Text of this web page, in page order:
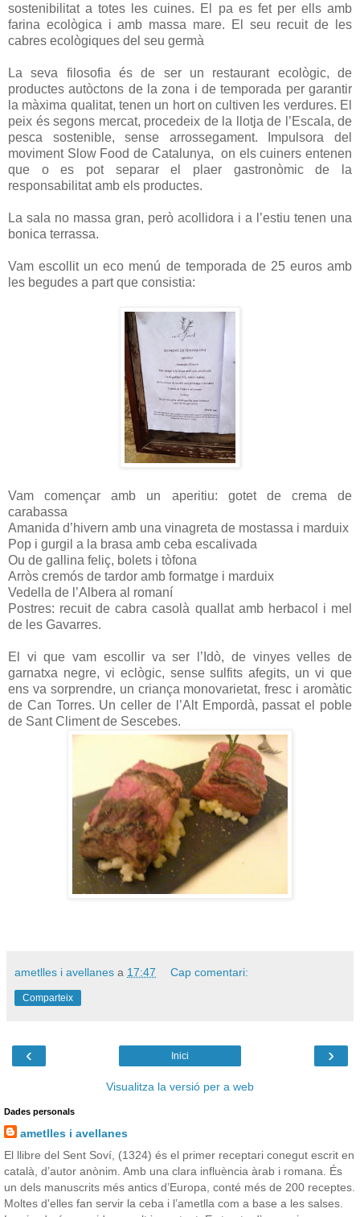
sostenibilitat a totes les cuines. El pa es fet per ells amb
farina ecològica i amb massa mare. El seu recuit de les
cabres ecològiques del seu germà
La seva filosofia és de ser un restaurant ecològic, de
productes autòctons de la zona i de temporada per garantir
la màxima qualitat, tenen un hort on cultiven les verdures. El
peix és segons mercat, procedeix de la llotja de l’Escala, de
pesca sostenible, sense arrossegament. Impulsora del
moviment Slow Food de Catalunya, on els cuiners entenen
que o es pot separar el plaer gastronòmic de la
responsabilitat amb els productes.
La sala no massa gran, però acollidora i a l’estiu tenen una
bonica terrassa.
Vam escollit un eco menú de temporada de 25 euros amb
les begudes a part que consistia:
Vam començar amb un aperitiu: gotet de crema de
carabassa
Amanida d’hivern amb una vinagreta de mostassa i marduix
Pop i gurgil a la brasa amb ceba escalivada
Ou de gallina feliç, bolets i tòfona
Arròs cremós de tardor amb formatge i marduix
Vedella de l’Albera al romaní
Postres: recuit de cabra casolà quallat amb herbacol i mel
de les Gavarres.
El vi que vam escollir va ser l’Idò, de vinyes velles de
garnatxa negre, vi eclògic, sense sulfits afegits, un vi que
ens va sorprendre, un criança monovarietat, fresc i aromàtic
de Can Torres. Un celler de l’Alt Empordà, passat el poble
de Sant Climent de Sescebes.
ametlles i avellanes a 17:47 Cap comentari:
Comparteix
‹ ›
Inici
Visualitza la versió per a web
Dades personals
ametlles i avellanes
El llibre del Sent Soví, (1324) és el primer receptari conegut escrit en
català, d’autor anònim. Amb una clara influència àrab i romana. És
un dels manuscrits més antics d’Europa, conté més de 200 receptes.
Moltes d'elles fan servir la ceba i l’ametlla com a base a les salses.